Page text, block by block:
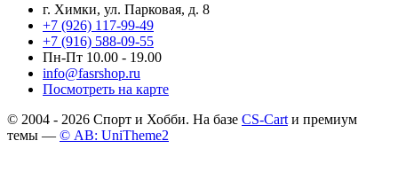
г. Химки, ул. Парковая, д. 8
+7 (926) 117-99-49
+7 (916) 588-09-55
Пн-Пт 10.00 - 19.00
info@fasrshop.ru
Посмотреть на карте
© 2004 - 2026 Спорт и Хобби. На базе CS-Cart и премиум
темы — © AB: UniTheme2